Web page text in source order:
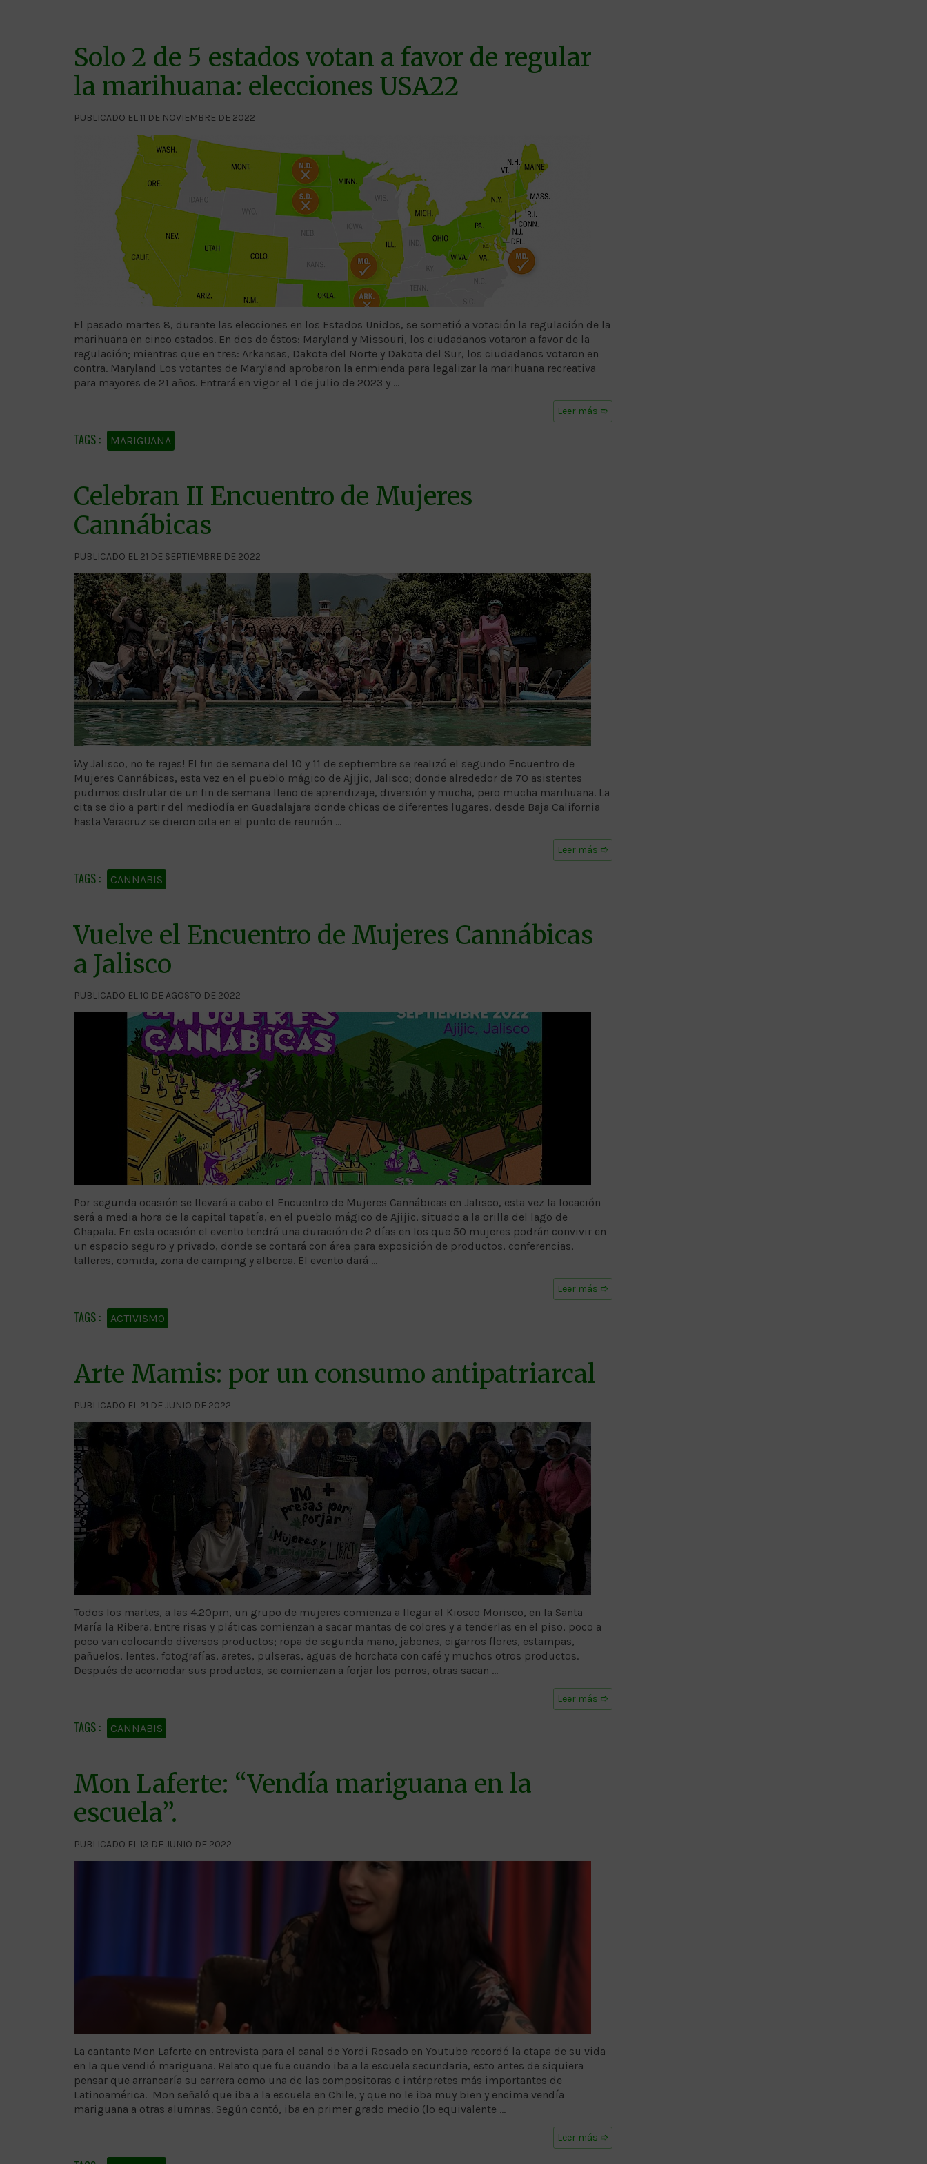
Solo 2 de 5 estados votan a favor de regular
la marihuana: elecciones USA22
PUBLICADO EL 11 DE NOVIEMBRE DE 2022
El pasado martes 8, durante las elecciones en los Estados Unidos, se sometió a votación la regulación de la
marihuana en cinco estados. En dos de éstos: Maryland y Missouri, los ciudadanos votaron a favor de la
regulación; mientras que en tres: Arkansas, Dakota del Norte y Dakota del Sur, los ciudadanos votaron en
contra. Maryland Los votantes de Maryland aprobaron la enmienda para legalizar la marihuana recreativa
para mayores de 21 años. Entrará en vigor el 1 de julio de 2023 y …
Leer más ➱
MARIGUANA
Celebran II Encuentro de Mujeres
Cannábicas
PUBLICADO EL 21 DE SEPTIEMBRE DE 2022
​​​​​​¡Ay Jalisco, no te rajes! El fin de semana del 10 y 11 de septiembre se realizó el segundo Encuentro de
Mujeres Cannábicas, esta vez en el pueblo mágico de Ajijic, Jalisco; donde alrededor de 70 asistentes
pudimos disfrutar de un fin de semana lleno de aprendizaje, diversión y mucha, pero mucha marihuana. La
cita se dio a partir del mediodía en Guadalajara donde chicas de diferentes lugares, desde Baja California
hasta Veracruz se dieron cita en el punto de reunión …
Leer más ➱
CANNABIS
Vuelve el Encuentro de Mujeres Cannábicas
a Jalisco
PUBLICADO EL 10 DE AGOSTO DE 2022
Por segunda ocasión se llevará a cabo el Encuentro de Mujeres Cannábicas en Jalisco, esta vez la locación
será a media hora de la capital tapatía, en el pueblo mágico de Ajijic, situado a la orilla del lago de
Chapala. En esta ocasión el evento tendrá una duración de 2 días en los que 50 mujeres podrán convivir en
un espacio seguro y privado, donde se contará con área para exposición de productos, conferencias,
talleres, comida, zona de camping y alberca. El evento dará …
Leer más ➱
ACTIVISMO
Arte Mamis: por un consumo antipatriarcal
PUBLICADO EL 21 DE JUNIO DE 2022
Todos los martes, a las 4.20pm, un grupo de mujeres comienza a llegar al Kiosco Morisco, en la Santa
María la Ribera. Entre risas y pláticas comienzan a sacar mantas de colores y a tenderlas en el piso, poco a
poco van colocando diversos productos; ropa de segunda mano, jabones, cigarros flores, estampas,
pañuelos, lentes, fotografías, aretes, pulseras, aguas de horchata con café y muchos otros productos.
Después de acomodar sus productos, se comienzan a forjar los porros, otras sacan …
Leer más ➱
CANNABIS
Mon Laferte: “Vendía mariguana en la
escuela”.
PUBLICADO EL 13 DE JUNIO DE 2022
La cantante Mon Laferte en entrevista para el canal de Yordi Rosado en Youtube recordó la etapa de su vida
en la que vendió mariguana. Relato que fue cuando iba a la escuela secundaria, esto antes de siquiera
pensar que arrancaría su carrera como una de las compositoras e intérpretes más importantes de
Latinoamérica. Mon señaló que iba a la escuela en Chile, y que no le iba muy bien y encima vendía
mariguana a otras alumnas. Según contó, iba en primer grado medio (lo equivalente …
Leer más ➱